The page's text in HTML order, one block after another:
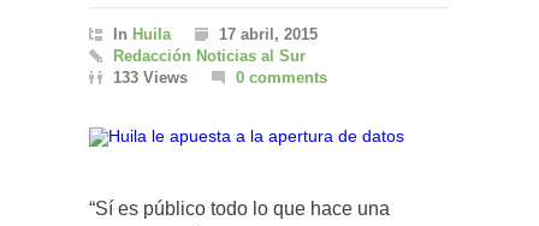
In Huila
17 abril, 2015
Redacción Noticias al Sur
133 Views
0 comments
“Sí es público todo lo que hace una